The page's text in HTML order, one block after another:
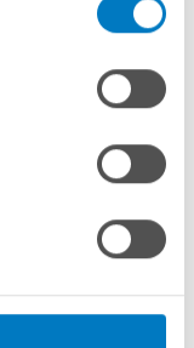
Merken
Anfrageformular